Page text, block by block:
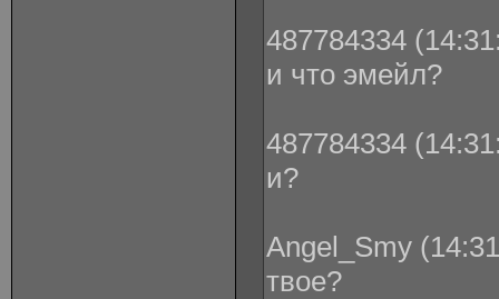
487784334
и что эмейл?
487784334
и?
Angel_Smy
твое?